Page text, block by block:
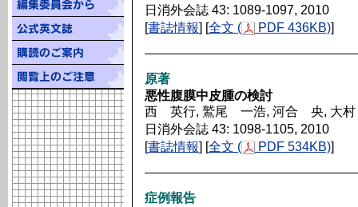
日消外会誌 43: 1089-1097, 2010
[書誌情報] [全文 ( PDF 436KB)]
原著
悪性腹膜中皮腫の検討
西 英行, 鷲尾 一浩, 河合 央, 大
日消外会誌 43: 1098-1105, 2010
[書誌情報] [全文 ( PDF 534KB)]
症例報告